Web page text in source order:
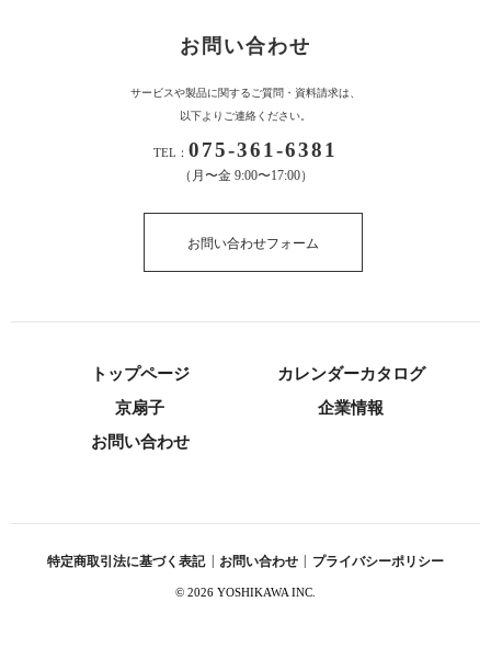
お問い合わせ
サービスや製品に関するご質問・資料請求は、
以下よりご連絡ください。
TEL： 075-361-6381
（月〜金 9:00〜17:00）
お問い合わせフォーム
トップページ
カレンダーカタログ
京扇子
企業情報
お問い合わせ
特定商取引法に基づく表記 お問い合わせ プライバシーポリシー
© 2026 YOSHIKAWA INC.